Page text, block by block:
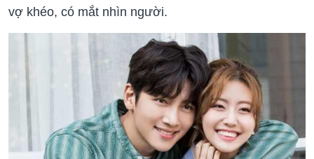
vợ khéo, có mắt nhìn người.